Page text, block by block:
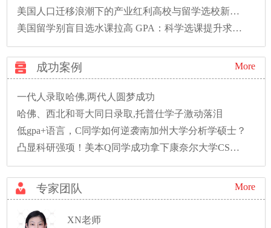
美国人口迁移浪潮下的产业红利高校与留学选校新逻辑
美国留学别盲目选水课拉高 GPA：科学选课提升求职竞争力
成功案例 More
一代人录取哈佛,两代人圆梦成功
哈佛、西北和哥大同日录取,托普仕学子激动落泪
低gpa+语言，C同学如何逆袭南加州大学分析学硕士？
凸显科研强项！美本Q同学成功拿下康奈尔大学CS硕士录取！
专家团队 More
XN老师